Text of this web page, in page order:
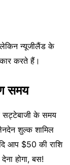
लेकिन न्यूजीलैंड के
करते हैं।
समय
सट्टेबाजी के समय
शुल्क शामिल
आप $50 की राशि
होगा, बस!